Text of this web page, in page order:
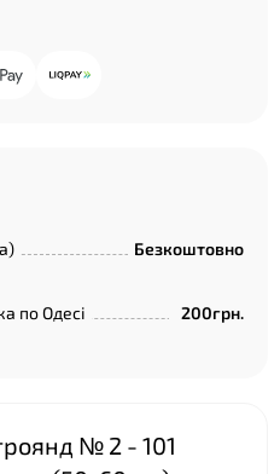
Безкоштовно
по Одесі 200грн.
№ 2 - 101